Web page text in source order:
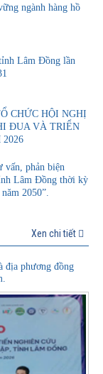
ngành hàng hồ
Lâm Đồng lần
CHỨC HỘI NGHỊ
ĐUA VÀ TRIỂN
vấn, phản biện
Lâm Đồng thời kỳ
2050”.
Xen chi tiết
địa phương đồng